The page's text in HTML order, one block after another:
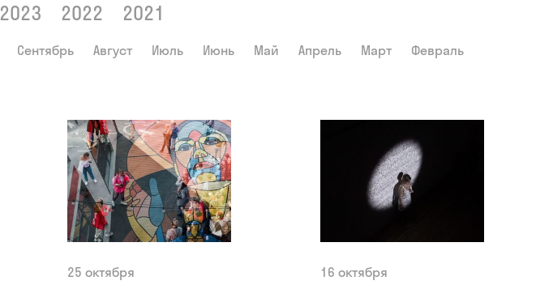
2023 2022 2021
Сентябрь Август Июль Июнь Май Апрель Март
Февраль
25 октября 16 октября